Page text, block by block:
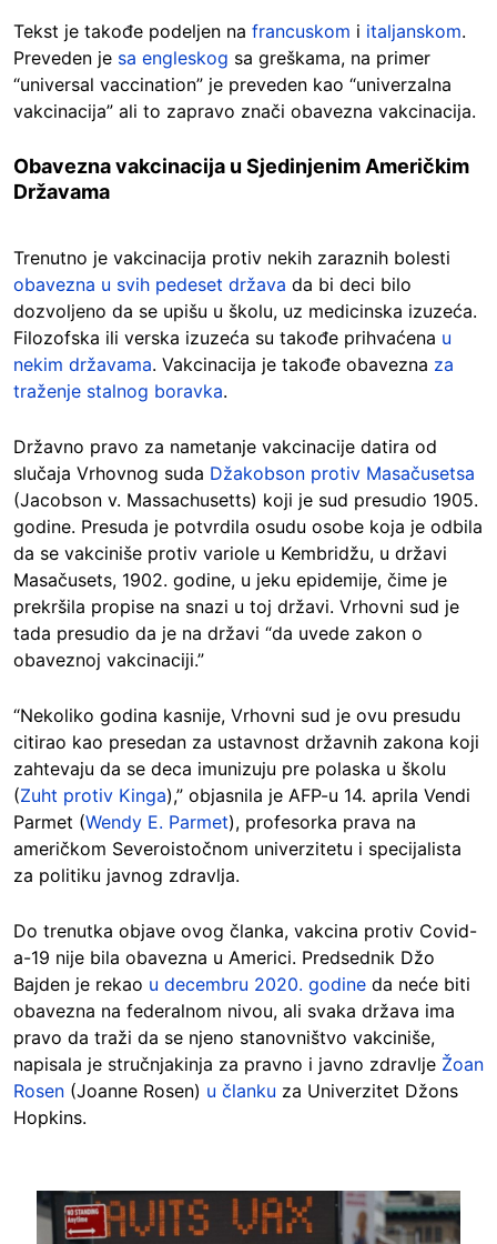
Tekst je takođe podeljen na francuskom i italjanskom.
Preveden je sa engleskog sa greškama, na primer
“universal vaccination” je preveden kao “univerzalna
vakcinacija” ali to zapravo znači obavezna vakcinacija.
Obavezna vakcinacija u Sjedinjenim Američkim
Državama
Trenutno je vakcinacija protiv nekih zaraznih bolesti
obavezna u svih pedeset država da bi deci bilo
dozvoljeno da se upišu u školu, uz medicinska izuzeća.
Filozofska ili verska izuzeća su takođe prihvaćena u
nekim državama. Vakcinacija je takođe obavezna za
traženje stalnog boravka.
Državno pravo za nametanje vakcinacije datira od
slučaja Vrhovnog suda Džakobson protiv Masačusetsa
(Jacobson v. Massachusetts) koji je sud presudio 1905.
godine. Presuda je potvrdila osudu osobe koja je odbila
da se vakciniše protiv variole u Kembridžu, u državi
Masačusets, 1902. godine, u jeku epidemije, čime je
prekršila propise na snazi u toj državi. Vrhovni sud je
tada presudio da je na državi “da uvede zakon o
obaveznoj vakcinaciji.”
“Nekoliko godina kasnije, Vrhovni sud je ovu presudu
citirao kao presedan za ustavnost državnih zakona koji
zahtevaju da se deca imunizuju pre polaska u školu
(Zuht protiv Kinga),” objasnila je AFP-u 14. aprila Vendi
Parmet (Wendy E. Parmet), profesorka prava na
američkom Severoistočnom univerzitetu i specijalista
za politiku javnog zdravlja.
Do trenutka objave ovog članka, vakcina protiv Covid-
a-19 nije bila obavezna u Americi. Predsednik Džo
Bajden je rekao u decembru 2020. godine da neće biti
obavezna na federalnom nivou, ali svaka država ima
pravo da traži da se njeno stanovništvo vakciniše,
napisala je stručnjakinja za pravno i javno zdravlje Žoan
Rosen (Joanne Rosen) u članku za Univerzitet Džons
Hopkins.
Image